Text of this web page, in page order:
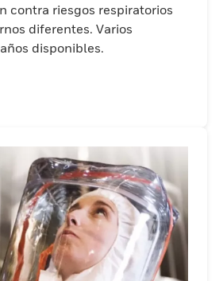
contra riesgos respiratorios
diferentes. Varios
disponibles.